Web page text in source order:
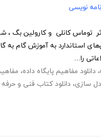
نویسی
توماس کانلی و کارولین بگ ،
به آموزش گام به گام
را...
، دانلود مفاهیم پایگاه داده،
سازی، دانلود کتاب فنی و